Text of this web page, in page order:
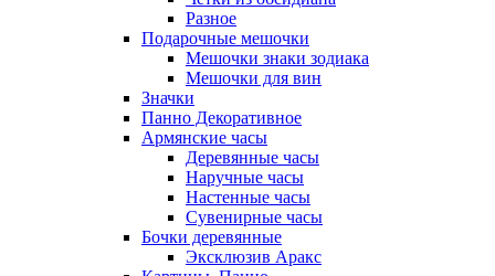
Разное
Подарочные мешочки
Мешочки знаки зодиака
Мешочки для вин
Значки
Панно Декоративное
Армянские часы
Деревянные часы
Наручные часы
Настенные часы
Сувенирные часы
Бочки деревянные
Эксклюзив Аракс